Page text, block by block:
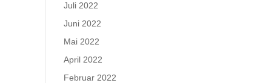
Juli 2022
Juni 2022
Mai 2022
April 2022
Februar 2022